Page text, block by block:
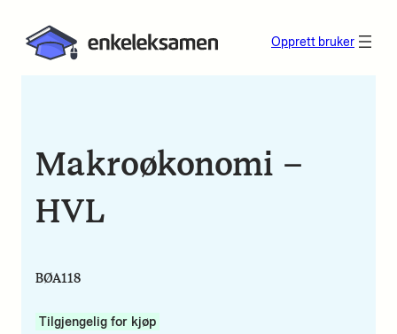
Opprett bruker
Makroøkonomi –
HVL
BØA118
Tilgjengelig for kjøp